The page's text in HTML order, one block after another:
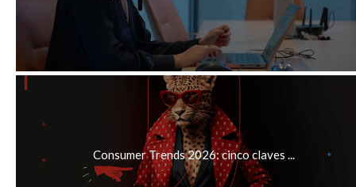
Consumer Trends 2026: cinco claves ...